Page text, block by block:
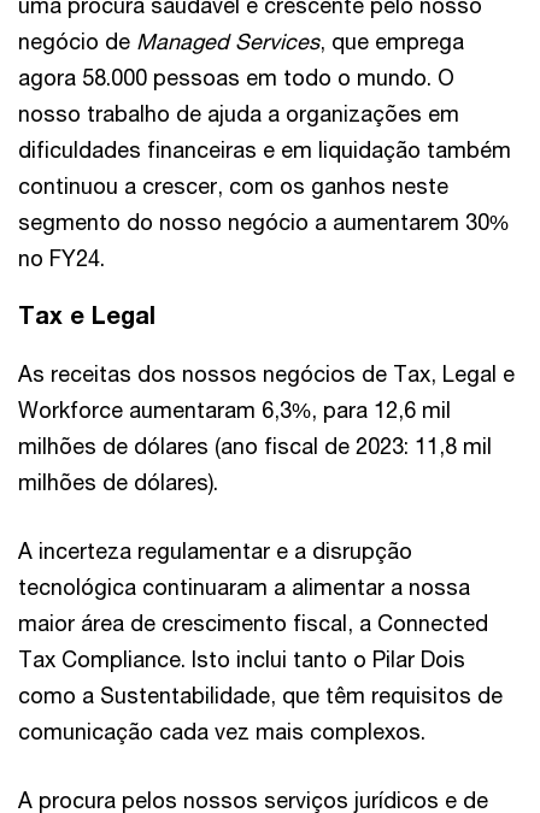
negócio de Managed Services, que emprega
agora 58.000 pessoas em todo o mundo. O
nosso trabalho de ajuda a organizações em
dificuldades financeiras e em liquidação também
continuou a crescer, com os ganhos neste
segmento do nosso negócio a aumentarem 30%
no FY24.
Tax e Legal
As receitas dos nossos negócios de Tax, Legal e
Workforce aumentaram 6,3%, para 12,6 mil
milhões de dólares (ano fiscal de 2023: 11,8 mil
milhões de dólares).
A incerteza regulamentar e a disrupção
tecnológica continuaram a alimentar a nossa
maior área de crescimento fiscal, a Connected
Tax Compliance. Isto inclui tanto o Pilar Dois
como a Sustentabilidade, que têm requisitos de
comunicação cada vez mais complexos.
A procura pelos nossos serviços jurídicos e de